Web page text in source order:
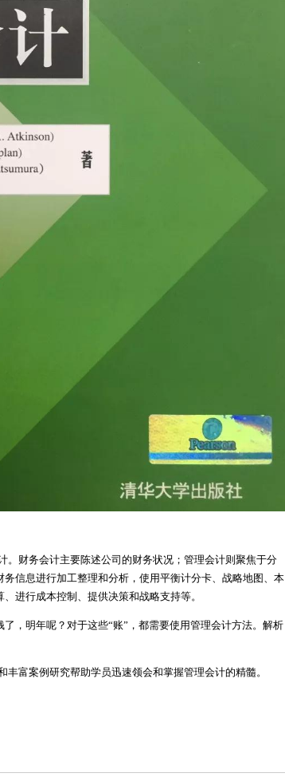
。财务会计主要陈述公司的财务状况；管理会计则聚焦于分
信息进行加工整理和分析，使用平衡计分卡、战略地图、本
进行成本控制、提供决策和战略支持等。
，明年呢？对于这些“账”，都需要使用管理会计方法。解析
富案例研究帮助学员迅速领会和掌握管理会计的精髓。